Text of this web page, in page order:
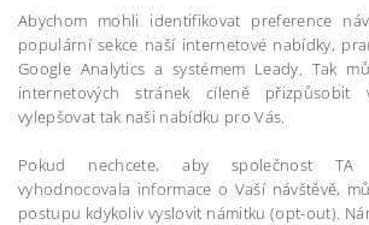
Abychom mohli identifikovat preference
populární sekce naší internetové nabídky,
Google Analytics a systémem Leady. Tak
internetových stránek cíleně přizpůsobit
vylepšovat tak naši nabídku pro Vás.
Pokud nechcete, aby společnost TA
vyhodnocovala informace o Vaší návštěvě,
postupu kdykoliv vyslovit námitku (opt-out).